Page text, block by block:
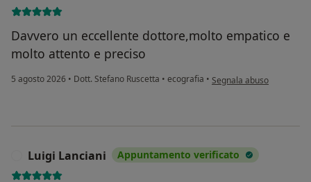
Davvero un eccellente dottore,molto empatico e
molto attento e preciso
5 agosto 2026 • Dott. Stefano Ruscetta • ecografia • secondo l'opinione
Segnala abuso
Luigi Lanciani Appuntamento verificato